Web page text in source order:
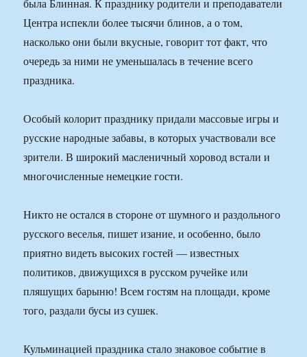
была Блинная. К празднику родители и преподаватели
Центра испекли более тысячи блинов, а о том,
насколько они были вкусные, говорит тот факт, что
очередь за ними не уменьшалась в течение всего
праздника.
Особый колорит празднику придали массовые игры и
русские народные забавы, в которых участвовали все
зрители. В широкий масленичный хоровод встали и
многочисленные немецкие гости.
Никто не остался в стороне от шумного и раздольного
русского веселья, пишет изание, и особенно, было
приятно видеть высоких гостей — известных
политиков, движущихся в русском ручейке или
пляшущих барыню! Всем гостям на площади, кроме
того, раздали бусы из сушек.
Кульминацией праздника стало знаковое событие в